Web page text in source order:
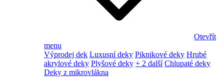
Otevřít
menu
Výprodej dek Luxusní deky Piknikové deky Hrubé
akrylové deky Plyšové deky + 2 další Chlupaté deky
Deky z mikrovlákna